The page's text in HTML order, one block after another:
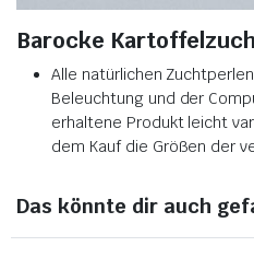
Barocke
Alle natürlichen
Beleuchtung und der
erhaltene Produkt leicht
dem Kauf die Größen der
Das könnte dir auch